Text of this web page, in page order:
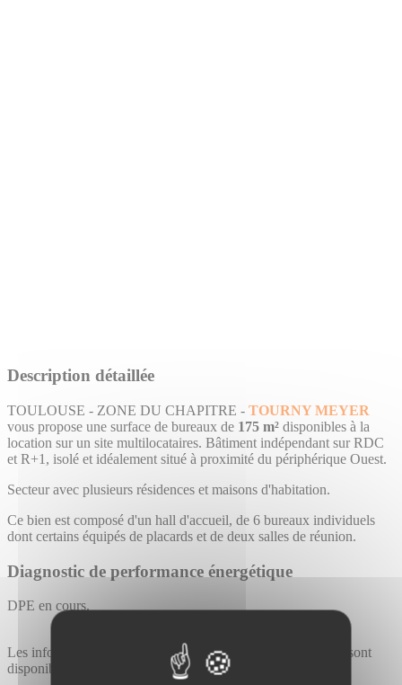
Description détaillée
TOULOUSE - ZONE DU CHAPITRE - TOURNY MEYER
vous propose une surface de bureaux de 175 m² disponibles à la
location sur un site multilocataires. Bâtiment indépendant sur RDC
et R+1, isolé et idéalement situé à proximité du périphérique Ouest.
Secteur avec plusieurs résidences et maisons d'habitation.
Ce bien est composé d'un hall d'accueil, de 6 bureaux individuels
dont certains équipés de placards et de deux salles de réunion.
Diagnostic de performance énergétique
DPE en cours.
Les informations sur les risques auxquels ce bien est exposé sont
disponibles sur le site
Géorisques